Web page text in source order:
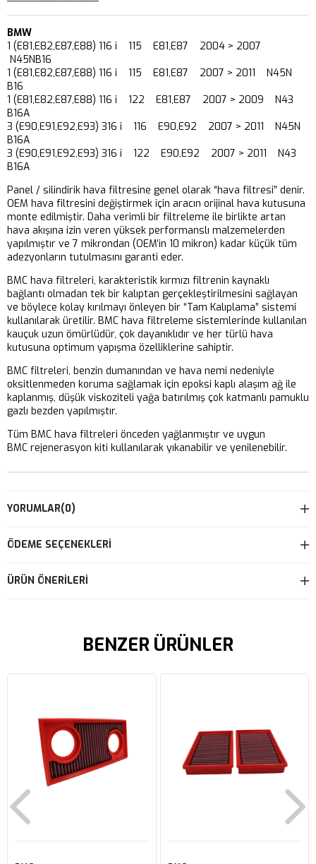
BMW
1 (E81,E82,E87,E88) 116 i 115 E81,E87 2004 > 2007
N45NB16
1 (E81,E82,E87,E88) 116 i 115 E81,E87 2007 > 2011 N45N
B16
1 (E81,E82,E87,E88) 116 i 122 E81,E87 2007 > 2009 N43
B16A
3 (E90,E91,E92,E93) 316 i 116 E90,E92 2007 > 2011 N45N
B16A
3 (E90,E91,E92,E93) 316 i 122 E90,E92 2007 > 2011 N43
B16A
Panel / silindirik hava filtresine genel olarak “hava filtresi” denir.
OEM hava filtresini değiştirmek için aracın orijinal hava kutusuna
monte edilmiştir. Daha verimli bir filtreleme ile birlikte artan
hava akışına izin veren yüksek performanslı malzemelerden
yapılmıştır ve 7 mikrondan (OEM’in 10 mikron) kadar küçük tüm
adezyonların tutulmasını garanti eder.
BMC hava filtreleri, karakteristik kırmızı filtrenin kaynaklı
bağlantı olmadan tek bir kalıptan gerçekleştirilmesini sağlayan
ve böylece kolay kırılmayı önleyen bir “Tam Kalıplama” sistemi
kullanılarak üretilir. BMC hava filtreleme sistemlerinde kullanılan
kauçuk uzun ömürlüdür, çok dayanıklıdır ve her türlü hava
kutusuna optimum yapışma özelliklerine sahiptir.
BMC filtreleri, benzin dumanından ve hava nemi nedeniyle
oksitlenmeden koruma sağlamak için epoksi kaplı alaşım ağ ile
kaplanmış, düşük viskoziteli yağa batırılmış çok katmanlı pamuklu
gazlı bezden yapılmıştır.
Tüm BMC hava filtreleri önceden yağlanmıştır ve uygun
BMC rejenerasyon kiti kullanılarak yıkanabilir ve yenilenebilir.
YORUMLAR(0)
ÖDEME SEÇENEKLERI
ÜRÜN ÖNERILERI
BENZER ÜRÜNLER